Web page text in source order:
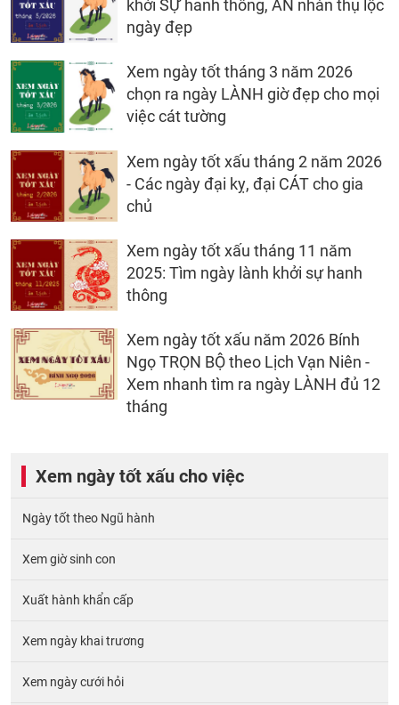
khởi SỰ hanh thông, AN nhàn thụ lộc
ngày đẹp
Xem ngày tốt tháng 3 năm 2026
chọn ra ngày LÀNH giờ đẹp cho mọi
việc cát tường
Xem ngày tốt xấu tháng 2 năm 2026
- Các ngày đại kỵ, đại CÁT cho gia
chủ
Xem ngày tốt xấu tháng 11 năm
2025: Tìm ngày lành khởi sự hanh
thông
Xem ngày tốt xấu năm 2026 Bính
Ngọ TRỌN BỘ theo Lịch Vạn Niên -
Xem nhanh tìm ra ngày LÀNH đủ 12
tháng
Xem ngày tốt xấu cho việc
Ngày tốt theo Ngũ hành
Xem giờ sinh con
Xuất hành khẩn cấp
Xem ngày khai trương
Xem ngày cưới hỏi